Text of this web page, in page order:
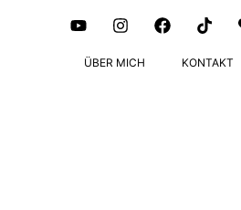
ÜBER MICH KONTAKT